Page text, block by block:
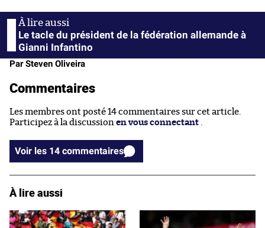
Le tacle du président de la fédération allemande à
Gianni Infantino
Par Steven Oliveira
Commentaires
Les membres ont posté 14 commentaires sur cet article.
Participez à la discussion en vous connectant
Voir les 14 commentaires
À lire aussi